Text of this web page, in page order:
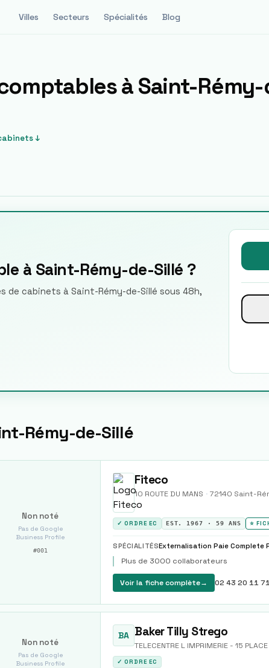
Villes Secteurs Spécialités Blog
àSaint-
↓
à Saint-Rémy-de-Sillé ?
de cabinets à Saint-Rémy-de-Sillé sous 48h,
Rémy-de-Sillé
Non noté
Pas de Google
Business Profile
#001
Fiteco
10 ROUTE DU MANS · 72140 Saint-
✓ ORDRE EC EST. 1967 · 59 ANS ⭐
SPÉCIALITÉS
Plus de 3000 collaborateurs
Voir la fiche complète→ 02 43 20 11
Non noté
Pas de Google
Business Profile
BA Baker Tilly Strego
TELECENTRE L IMPRIMERIE - 15
✓ ORDRE EC